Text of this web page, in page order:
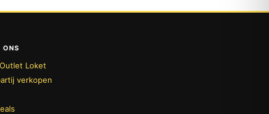
ONS
Loket
verkopen